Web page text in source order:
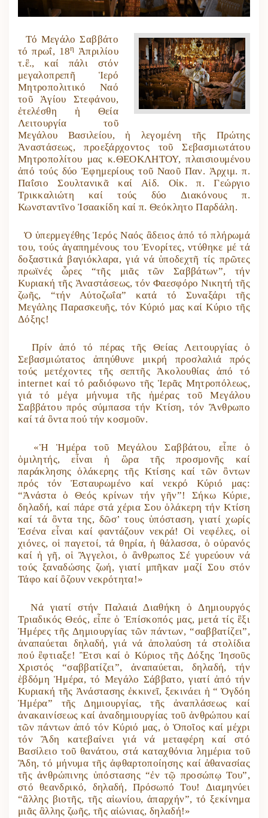
Τό Μεγάλο Σαββάτο
τό πρωΐ, 18η Ἀπριλίου
τ.ἒ., καί πάλι στόν
μεγαλοπρεπῆ Ἱερό
Μητροπολιτικό Ναό
τοῦ Ἁγίου Στεφάνου,
ἐτελέσθη ἡ Θεία
Λειτουργία τοῦ
Μεγάλου Βασιλείου, ἡ λεγομένη τῆς Πρώτης
Ἀναστάσεως, προεξάρχοντος τοῦ Σεβασμιωτάτου
Μητροπολίτου μας κ.ΘΕΟΚΛΗΤΟΥ, πλαισιουμένου
ἀπό τούς δύο Ἐφημερίους τοῦ Ναοῦ Παν. Ἀρχιμ. π.
Παΐσιο Σουλτανικᾶ καί Αἰδ. Οἰκ. π. Γεώργιο
Τρικκαλιώτη καί τούς δύο Διακόνους π.
Κωνσταντῖνο Ἰσαακίδη καί π. Θεόκλητο Παρδάλη.
Ὁ ὑπερμεγέθης Ἱερός Ναός ἂδειος ἀπό τό πλήρωμά
του, τούς ἀγαπημένους του Ἐνορίτες, ντύθηκε μέ τά
δοξαστικά βαγιόκλαρα, γιά νά ὑποδεχτῆ τίς πρῶτες
πρωϊνές ὧρες “τῆς μιᾶς τῶν Σαββάτων”, τήν
Κυριακή τῆς Ἀναστάσεως, τόν Φαεσφόρο Νικητή τῆς
ζωῆς, “τήν Αὐτοζωΐα” κατά τό Συναξάρι τῆς
Μεγάλης Παρασκευῆς, τόν Κύριό μας καί Κύριο τῆς
Δόξης!
Πρίν ἀπό τό πέρας τῆς Θείας Λειτουργίας ὁ
Σεβασμιώτατος ἀπηύθυνε μικρή προσλαλιά πρός
τούς μετέχοντες τῆς σεπτῆς Ἀκολουθίας ἀπό τό
internet καί τό ραδιόφωνο τῆς Ἱερᾶς Μητροπόλεως,
γιά τό μέγα μήνυμα τῆς ἡμέρας τοῦ Μεγάλου
Σαββάτου πρός σύμπασα τήν Κτίση, τόν Ἂνθρωπο
καί τά ὂντα πού τήν κοσμοῦν.
«Ἡ Ἡμέρα τοῦ Μεγάλου Σαββάτου, εἶπε ὁ
ὁμιλητής, εἶναι ἡ ὣρα τῆς προσμονῆς καί
παράκλησης ὁλάκερης τῆς Κτίσης καί τῶν ὂντων
πρός τόν Ἐσταυρωμένο καί νεκρό Κύριό μας:
“Ἀνάστα ὁ Θεός κρίνων τήν γῆν”! Σήκω Κύριε,
δηλαδή, καί πάρε στά χέρια Σου ὁλάκερη τήν Κτίση
καί τά ὂντα της, δῶσ’ τους ὑπόσταση, γιατί χωρίς
Ἐσένα εἶναι καί φαντάζουν νεκρά! Οἱ νεφέλες, οἱ
χιόνες, οἱ παγετοί, τά θηρία, ἡ θάλασσα, ὁ οὐρανός
καί ἡ γῆ, οἱ Ἂγγελοι, ὁ ἂνθρωπος Σέ γυρεύουν νά
τούς ξαναδώσης ζωή, γιατί μπῆκαν μαζί Σου στόν
Τάφο καί ὂζουν νεκρότητα!»
Νά γιατί στήν Παλαιά Διαθήκη ὁ Δημιουργός
Τριαδικός Θεός, εἶπε ὁ Ἐπίσκοπός μας, μετά τίς ἓξι
Ἡμέρες τῆς Δημιουργίας τῶν πάντων, “σαββατίζει”,
ἀναπαύεται δηλαδή, γιά νά ἀπολαύση τά στολίδια
πού ἒφτιαξε! Ἒτσι καί ὁ Κύριος τῆς Δόξης Ἰησοῦς
Χριστός “σαββατίζει”, ἀναπαύεται, δηλαδή, τήν
ἑβδόμη Ἡμέρα, τό Μεγάλο Σάββατο, γιατί ἀπό τήν
Κυριακή τῆς Ἀνάστασης ἐκκινεῖ, ξεκινάει ἡ “ Ὀγδόη
Ἡμέρα” τῆς Δημιουργίας, τῆς ἀναπλάσεως καί
ἀνακαινίσεως καί ἀναδημιουργίας τοῦ ἀνθρώπου καί
τῶν πάντων ἀπό τόν Κύριό μας, ὁ Ὁποῖος καί μέχρι
τόν Ἃδη κατεβαίνει γιά νά μεταφέρη καί στό
Βασίλειο τοῦ θανάτου, στά καταχθόνια λημέρια τοῦ
Ἃδη, τό μήνυμα τῆς ἀφθαρτοποίησης καί ἀθανασίας
τῆς ἀνθρώπινης ὑπόστασης “ἐν τῷ προσώπῳ Του”,
στό θεανδρικό, δηλαδή, Πρόσωπό Του! Διαμηνύει
“ἂλλης βιοτῆς, τῆς αἰωνίου, ἀπαρχήν”, τό ξεκίνημα
μιᾶς ἂλλης ζωῆς, τῆς αἰώνιας, δηλαδή!»